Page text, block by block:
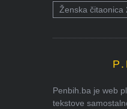
Ženska čitaonica
Penbih.ba je web
tekstove